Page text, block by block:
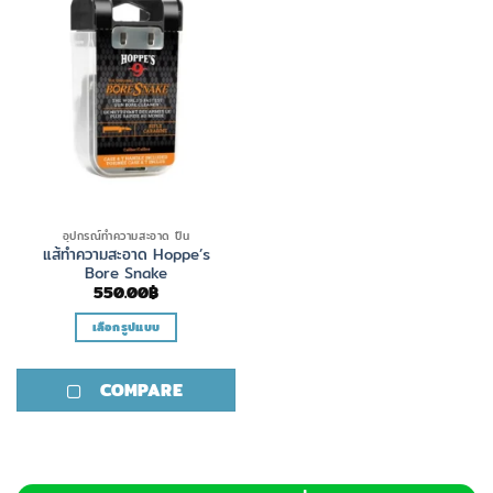
อุปกรณ์ทำความสะอาด ปืน
แส้ทำความสะอาด Hoppe’s
Bore Snake
550.00฿
เลือกรูปแบบ
product
has
COMPARE